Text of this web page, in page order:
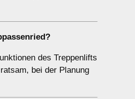
des Treppenlifts
bei der Planung